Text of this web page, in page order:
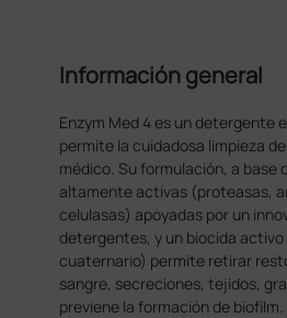
Información general
Enzym Med 4 es un detergente
permite la cuidadosa limpieza
médico. Su formulación, a base
altamente activas (proteasas,
celulasas) apoyadas por un
detergentes, y un biocida
cuaternario) permite retirar
sangre, secreciones, tejidos,
previene la formación de biofilm.